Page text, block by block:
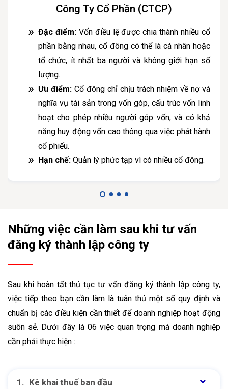
Công Ty Cổ Phần (CTCP)
Đặc điểm:Vốn điều lệ được chia thành nhiều cổ
phần bằng nhau, cổ đông có thể là cá nhân hoặc
tổ chức, ít nhất ba người và không giới hạn số
lượng.
Ưu điểm: Cổ đông chỉ chịu trách nhiệm về nợ và
nghĩa vụ tài sản trong vốn góp, cấu trúc vốn linh
hoạt cho phép nhiều người góp vốn, và có khả
năng huy động vốn cao thông qua việc phát hành
cổ phiếu.
Hạn chế: Quản lý phức tạp vì có nhiều cổ đông.
Những việc cần làm sau khi tư vấn
đăng ký thành lập công ty
Sau khi hoàn tất thủ tục tư vấn đăng ký thành lập công ty,
việc tiếp theo bạn cần làm là tuân thủ một số quy định và
chuẩn bị các điều kiện cần thiết để doanh nghiệp hoạt động
suôn sẻ. Dưới đây là 06 việc quan trọng mà doanh nghiệp
cần phải thực hiện :
Kê khai thuế ban đầu